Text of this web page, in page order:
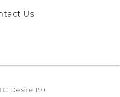
Us
Desire 19+‎‎